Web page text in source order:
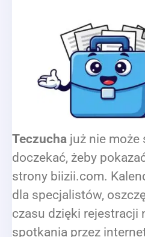
Teczucha już nie może
doczekać, żeby
strony biizii.com.
dla specjalistów,
czasu dzięki rejestracji
spotkania przez